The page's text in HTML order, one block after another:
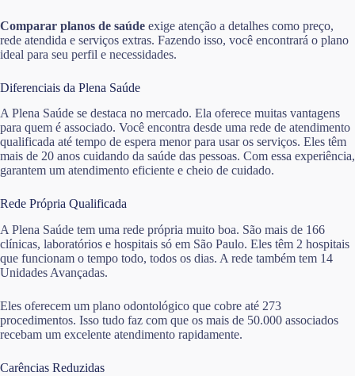
Comparar planos de saúde exige atenção a detalhes como preço,
rede atendida e serviços extras. Fazendo isso, você encontrará o plano
ideal para seu perfil e necessidades.
Diferenciais da Plena Saúde
A Plena Saúde se destaca no mercado. Ela oferece muitas vantagens
para quem é associado. Você encontra desde uma rede de atendimento
qualificada até tempo de espera menor para usar os serviços. Eles têm
mais de 20 anos cuidando da saúde das pessoas. Com essa experiência,
garantem um atendimento eficiente e cheio de cuidado.
Rede Própria Qualificada
A Plena Saúde tem uma rede própria muito boa. São mais de 166
clínicas, laboratórios e hospitais só em São Paulo. Eles têm 2 hospitais
que funcionam o tempo todo, todos os dias. A rede também tem 14
Unidades Avançadas.
Eles oferecem um plano odontológico que cobre até 273
procedimentos. Isso tudo faz com que os mais de 50.000 associados
recebam um excelente atendimento rapidamente.
Carências Reduzidas